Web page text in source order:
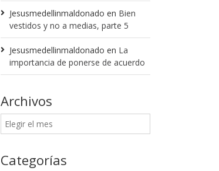
Jesusmedellinmaldonado en Bien
vestidos y no a medias, parte 5
Jesusmedellinmaldonado en La
importancia de ponerse de acuerdo
Archivos
Categorías